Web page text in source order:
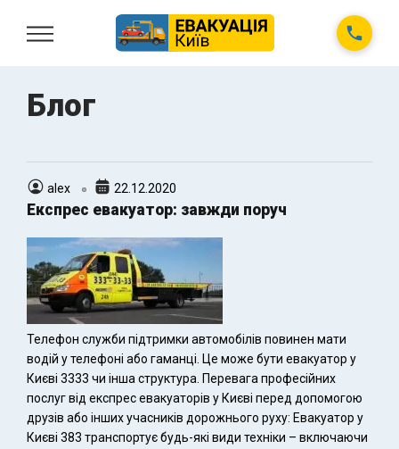
Блог
alex 22.12.2020
Експрес евакуатор: завжди поруч
Телефон служби підтримки автомобілів повинен мати
водій у телефоні або гаманці. Це може бути евакуатор у
Києві 3333 чи інша структура. Перевага професійних
послуг від експрес евакуаторів у Києві перед допомогою
друзів або інших учасників дорожнього руху: Евакуатор у
Києві 383 транспортує будь-які види техніки – включаючи